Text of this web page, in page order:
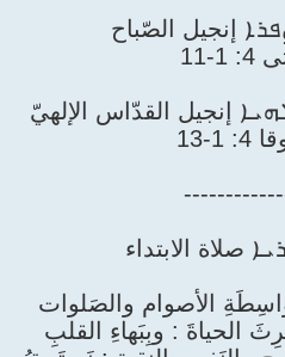
إنجيل الصّباح
11
إنجيل القدّاس الإلهيّ
1-13
صلاة الابتداء
بواسِطَةِ الأصوام والصَلوات
الحياةَ : وبِبَهاءِ القلبِ